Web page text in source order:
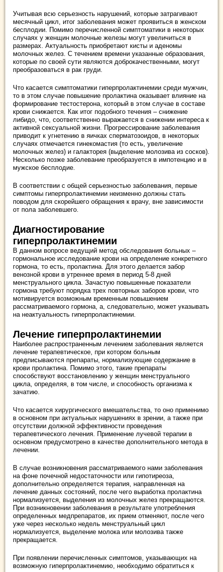
Учитывая всю серьезность нарушений, которые затрагивают
месячный цикл, итог заболевания может проявиться в женском
бесплодии. Помимо перечисленной симптоматики в некоторых
случаях у женщин молочные железы могут увеличиться в
размерах. Актуальность приобретают кисты и аденомы
молочных желез. С течением времени указанные образования,
которые по своей сути являются доброкачественными, могут
преобразоваться в рак груди.
Что касается симптоматики гиперпролактинемии среди мужчин,
то в этом случае повышение пролактина оказывает влияние на
формирование тестостерона, который в этом случае в составе
крови снижается. Как итог подобного течения – снижение
либидо, что, соответственно выражается в снижении интереса к
активной сексуальной жизни. Прогрессирование заболевания
приводит к угнетению в яичках сперматозоидов, в некоторых
случаях отмечается гинекомастия (то есть, увеличение
молочных желез) и галакторея (выделение молозива из сосков).
Несколько позже заболевание преобразуется в импотенцию и в
мужское бесплодие.
В соответствии с общей серьезностью заболевания, первые
симптомы гиперпролактинемии неизменно должны стать
поводом для скорейшего обращения к врачу, вне зависимости
от пола заболевшего.
Диагностирование
гиперпролактинемии
В данном вопросе ведущий метод обследования больных –
гормональное исследование крови на определение конкретного
гормона, то есть, пролактина. Для этого делается забор
венозной крови в утреннее время в период 5-8 дней
менструального цикла. Зачастую повышенные показатели
гормона требуют порядка трех повторных заборов крови, что
мотивируется возможным временным повышением
рассматриваемого гормона, а, следовательно, может указывать
на неактуальность гиперпролактинемии.
Лечение гиперпролактинемии
Наиболее распространенным лечением заболевания является
лечение терапевтическое, при котором больным
предписываются препараты, нормализующие содержание в
крови пролактина. Помимо этого, такие препараты
способствуют восстановлению у женщин менструального
цикла, определяя, в том числе, и способность организма к
зачатию.
Что касается хирургического вмешательства, то оно применимо
в основном при актуальных нарушениях в зрении, а также при
отсутствии должной эффективности проведения
терапевтического лечения. Применение лучевой терапии в
основном предусмотрено в качестве дополнительного метода в
лечении.
В случае возникновения рассматриваемого нами заболевания
на фоне почечной недостаточности или гипотиреоза,
дополнительно определяется терапия, направленная на
лечение данных состояний, после чего выработка пролактина
нормализуется, выделения из молочных желез прекращаются.
При возникновении заболевания в результате употребления
определенных медпрепаратов, их прием отменяют, после чего
уже через несколько недель менструальный цикл
нормализуется, выделение молока или молозива также
прекращается.
При появлении перечисленных симптомов, указывающих на
возможную гиперпролактинемию, необходимо обратиться к